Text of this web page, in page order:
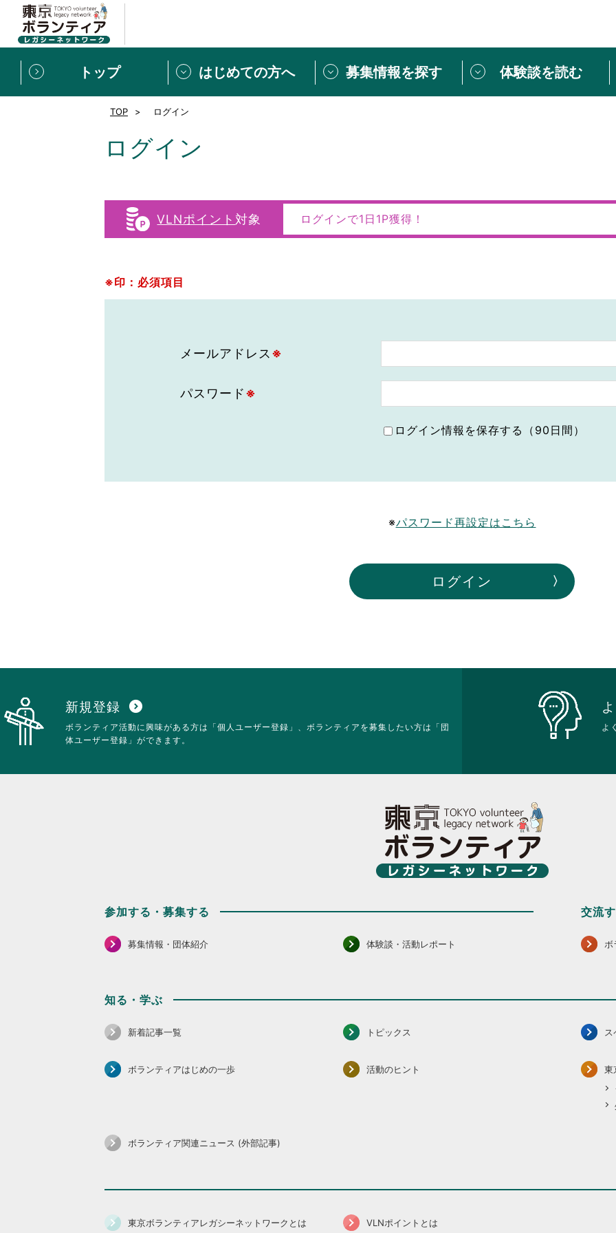
トップ はじめての方へ
新規登録
東京ボランティアレガシーネットワークとは
もっと知りたい！VLNでできること
ボランティア
ボランティアで
VLNポイントとは 中高生が参加
募集情報を探す 体験談を読む
スペシャルイン
ボランティアは
シティキャスト
おもてなし語学ボランティア
TOP ログイン
ログイン
VLNポイント 対象 ログインで1日1P獲得！
※印：必須項目
メールアドレス ※
パスワード※
ログイン情報を保存する（90日間）
※パスワード再設定はこちら
ログイン
新規登録 expand_circle_down
ボランティア活動に興味がある方は「個人ユーザー登録」、ボランティアを募集したい方は「団
体ユーザー登録」ができます。
よ
参加する・募集する
募集情報・団体紹介 体験談・活動レポート
交流
ボ
知る・学ぶ
新着記事一覧 トピックス
ボランティアはじめの一歩 活動のヒント
東
ボランティア関連ニュース (外部記事)
東京ボランティアレガシーネットワークとは VLNポイントとは